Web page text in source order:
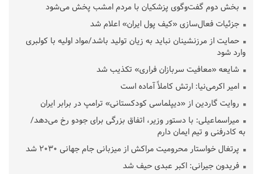
بخش دوم گفت‌وگوی پزشکیان با مردم امشب پخش می‌شود
جزئیات فعال‌سازی «کیف پول ایران» اعلام شد
حمایت از مرزنشینان نباید به زیان تولید باشد/مواد اولیه با کولبری
وارد شود
شایعه «معافیت سربازان فراری» تکذیب شد
امیر اکرمی‌نیا: ارتش کاملاً آماده است
روایت گاردین از «دیپلماسی کودکستانی» ترامپ در برابر ایران
میراسماعیلی: با دستور وزیر، اتفاق بزرگی برای جودو رخ می‌دهد/
به کادرفنی و تیم ایمان دارم
پرتغال خواستار محرومیت مراکش از میزبانی جام جهانی ۲۰۳۰ شد
فریدون جیرانی: اکبر عبدی حیف شد